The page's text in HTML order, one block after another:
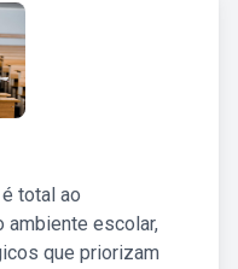
total ao
ambiente escolar,
que priorizam